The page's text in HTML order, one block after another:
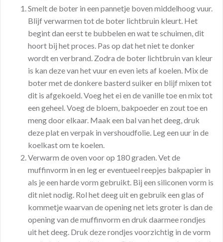
Smelt de boter in een pannetje boven middelhoog vuur.
Blijf verwarmen tot de boter lichtbruin kleurt. Het
begint dan eerst te bubbelen en wat te schuimen, dit
hoort bij het proces. Pas op dat het niet te donker
wordt en verbrand. Zodra de boter lichtbruin van kleur
is kan deze van het vuur en even iets af koelen. Mix de
boter met de donkere basterd suiker en blijf mixen tot
dit is afgekoeld. Voeg het ei en de vanille toe en mix tot
een geheel. Voeg de bloem, bakpoeder en zout toe en
meng door elkaar. Maak een bal van het deeg, druk
deze plat en verpak in vershoudfolie. Leg een uur in de
koelkast om te koelen.
Verwarm de oven voor op 180 graden. Vet de
muffinvorm in en leg er eventueel reepjes bakpapier in
als je een harde vorm gebruikt. Bij een siliconen vorm is
dit niet nodig. Rol het deeg uit en gebruik een glas of
kommetje waarvan de opening net iets groter is dan de
opening van de muffinvorm en druk daarmee rondjes
uit het deeg. Druk deze rondjes voorzichtig in de vorm